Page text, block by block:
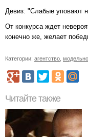
Девиз: "Слабые уповают
От конкурса ждет
конечно же, желает
Категории: агентство
Читайте также